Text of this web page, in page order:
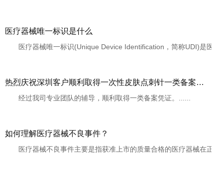
医疗器械唯一标识是什么
医疗器械唯一标识(Unique Device Identification，简称UDI)是医
热烈庆祝深圳客户顺利取得一次性皮肤点刺针一类备案凭证
经过我司专业团队的辅导，顺利取得一类备案凭证。......
如何理解医疗器械不良事件？
医疗器械不良事件主要是指获准上市的质量合格的医疗器械在正